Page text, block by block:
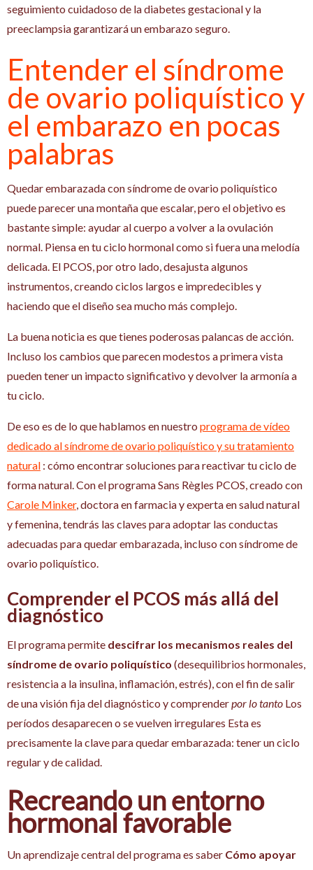
seguimiento cuidadoso de la diabetes gestacional y la
preeclampsia garantizará un embarazo seguro.
Entender el síndrome
de ovario poliquístico y
el embarazo en pocas
palabras
Quedar embarazada con síndrome de ovario poliquístico
puede parecer una montaña que escalar, pero el objetivo es
bastante simple: ayudar al cuerpo a volver a la ovulación
normal. Piensa en tu ciclo hormonal como si fuera una melodía
delicada. El PCOS, por otro lado, desajusta algunos
instrumentos, creando ciclos largos e impredecibles y
haciendo que el diseño sea mucho más complejo.
La buena noticia es que tienes poderosas palancas de acción.
Incluso los cambios que parecen modestos a primera vista
pueden tener un impacto significativo y devolver la armonía a
tu ciclo.
De eso es de lo que hablamos en nuestro programa de vídeo
dedicado al síndrome de ovario poliquístico y su tratamiento
natural : cómo encontrar soluciones para reactivar tu ciclo de
forma natural. Con el programa Sans Règles PCOS, creado con
Carole Minker, doctora en farmacia y experta en salud natural
y femenina, tendrás las claves para adoptar las conductas
adecuadas para quedar embarazada, incluso con síndrome de
ovario poliquístico.
Comprender el PCOS más allá del
diagnóstico
El programa permite descifrar los mecanismos reales del
síndrome de ovario poliquístico (desequilibrios hormonales,
resistencia a la insulina, inflamación, estrés), con el fin de salir
de una visión fija del diagnóstico y comprenderpor lo tanto Los
períodos desaparecen o se vuelven irregulares Esta es
precisamente la clave para quedar embarazada: tener un ciclo
regular y de calidad.
Recreando un entorno
hormonal favorable
Un aprendizaje central del programa es saber Cómo apoyar